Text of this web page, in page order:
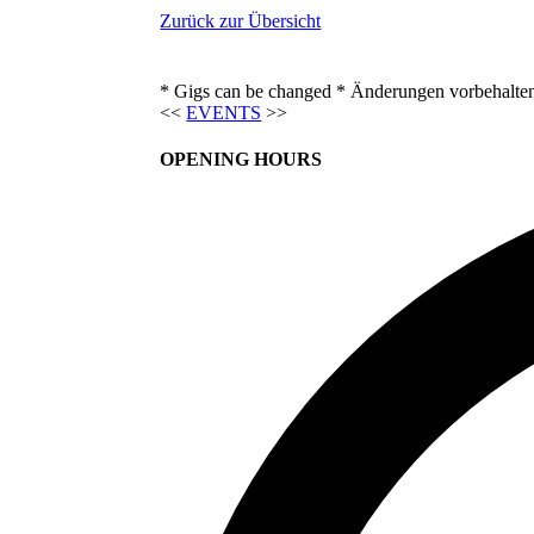
Zurück zur Übersicht
* Gigs can be changed * Änderungen
<<EVENTS >>
OPENING HOURS